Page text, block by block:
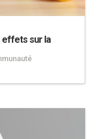
effets sur la